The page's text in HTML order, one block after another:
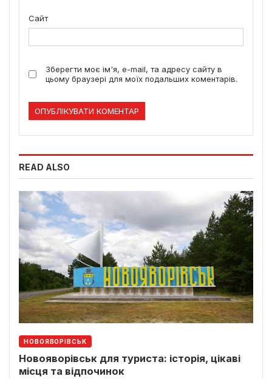
Сайт
Зберегти моє ім'я, e-mail, та адресу сайту в
цьому браузері для моїх подальших коментарів.
READ ALSO
НОВОЯВОРІВСЬК
Новояворівськ для туриста: історія, цікаві
місця та відпочинок